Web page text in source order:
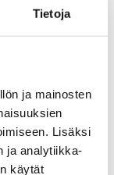
Tietoja
ja mainosten
Lisäksi
ja analytiikka-
käytät
LUE LISÄÄ